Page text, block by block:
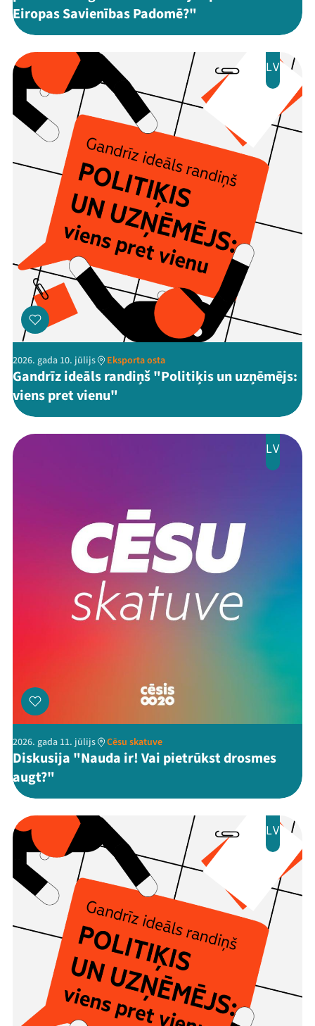
Eiropas Savienības Padomē?"
LV
2026. gada 10. jūlijs Eksporta osta
Gandrīz ideāls randiņš "Politiķis un uzņēmējs:
viens pret vienu"
LV
2026. gada 11. jūlijs Cēsu skatuve
Diskusija "Nauda ir! Vai pietrūkst drosmes
augt?"
LV